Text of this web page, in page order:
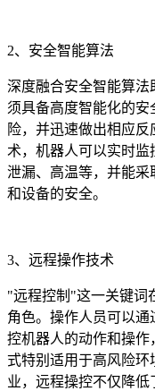
2、安全智能算法
深度融合安全智能算
须具备高度智能化的
险，并迅速做出相应
术，机器人可以实时
泄漏、高温等，并能采
和设备的安全。
3、远程操作技术
"远程控制"这一关键词
角色。操作人员可以
控机器人的动作和操
式特别适用于高风险
业，远程操控不仅降低